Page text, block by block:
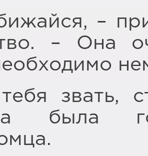
–
– Она
звать,
была